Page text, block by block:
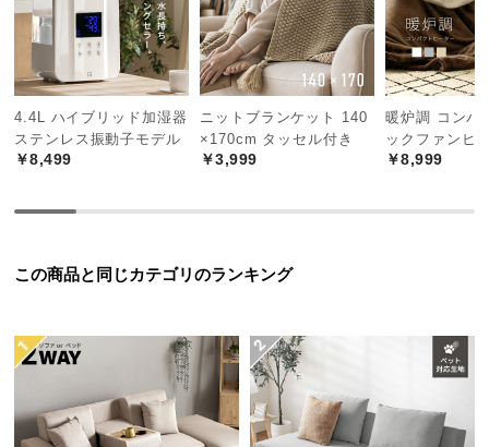
商
配
送
に
つ
て
梱
置
サ
ビ
ス
4.4L ハイブリッド加湿器
ステンレス振動子モデル
￥8,499
ニットブランケット 140
×170cm タッセル付き
￥3,999
暖炉調 コンパ
ックファンヒ
￥8,999
この商品と同じカテゴリのランキング